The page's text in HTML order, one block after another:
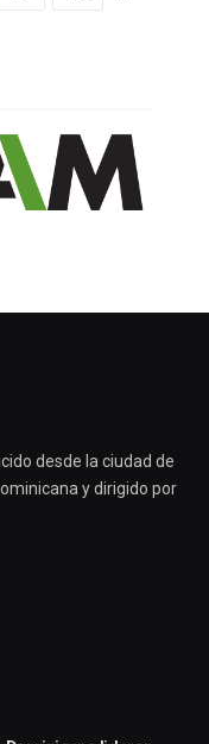
desde la ciudad de
y dirigido por